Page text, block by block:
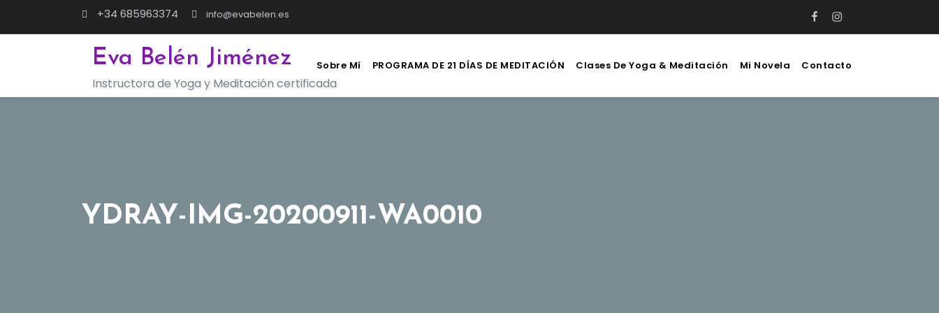
+34 685963374 info@evabelen.es FacebookInstagram
Eva Belén Jiménez
Instructora de Yoga y Meditación certificada
Sobre Mí PROGRAMA DE 21 DÍAS DE MEDITACIÓN Clases De Yoga & Meditación Mi Novela Contacto
YDRAY-IMG-20200911-WA0010